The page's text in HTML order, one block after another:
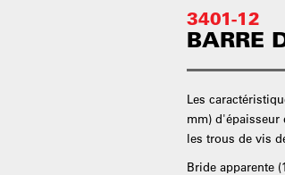
3401-12
BARRE
Les
mm) d'épaisseur
les trous de vis
Bride apparente